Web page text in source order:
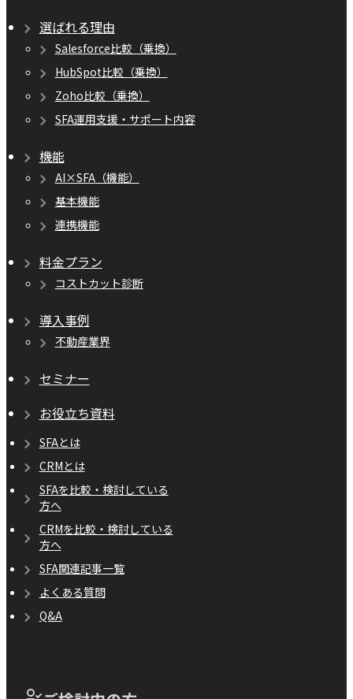
選ばれる理由
Salesforce比較（乗換）
HubSpot比較（乗換）
Zoho比較（乗換）
SFA運用支援・サポート内容
機能
AI×SFA（機能）
基本機能
連携機能
料金プラン
コストカット診断
導入事例
不動産業界
セミナー
お役立ち資料
SFAとは
CRMとは
SFAを比較・検討している
方へ
CRMを比較・検討している
方へ
SFA関連記事一覧
よくある質問
Q&A